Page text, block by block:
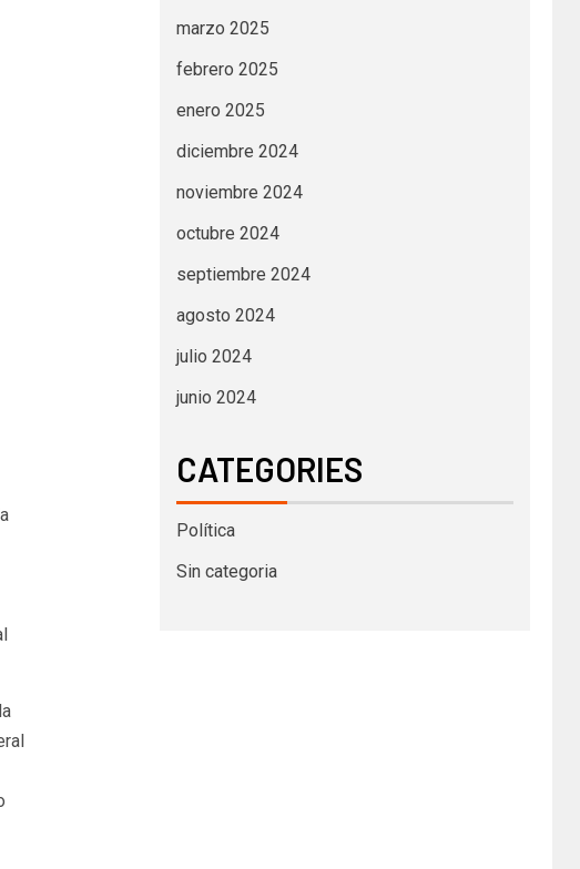
marzo 2025
febrero 2025
enero 2025
diciembre 2024
noviembre 2024
octubre 2024
septiembre 2024
agosto 2024
julio 2024
junio 2024
CATEGORIES
Política
Sin categoria